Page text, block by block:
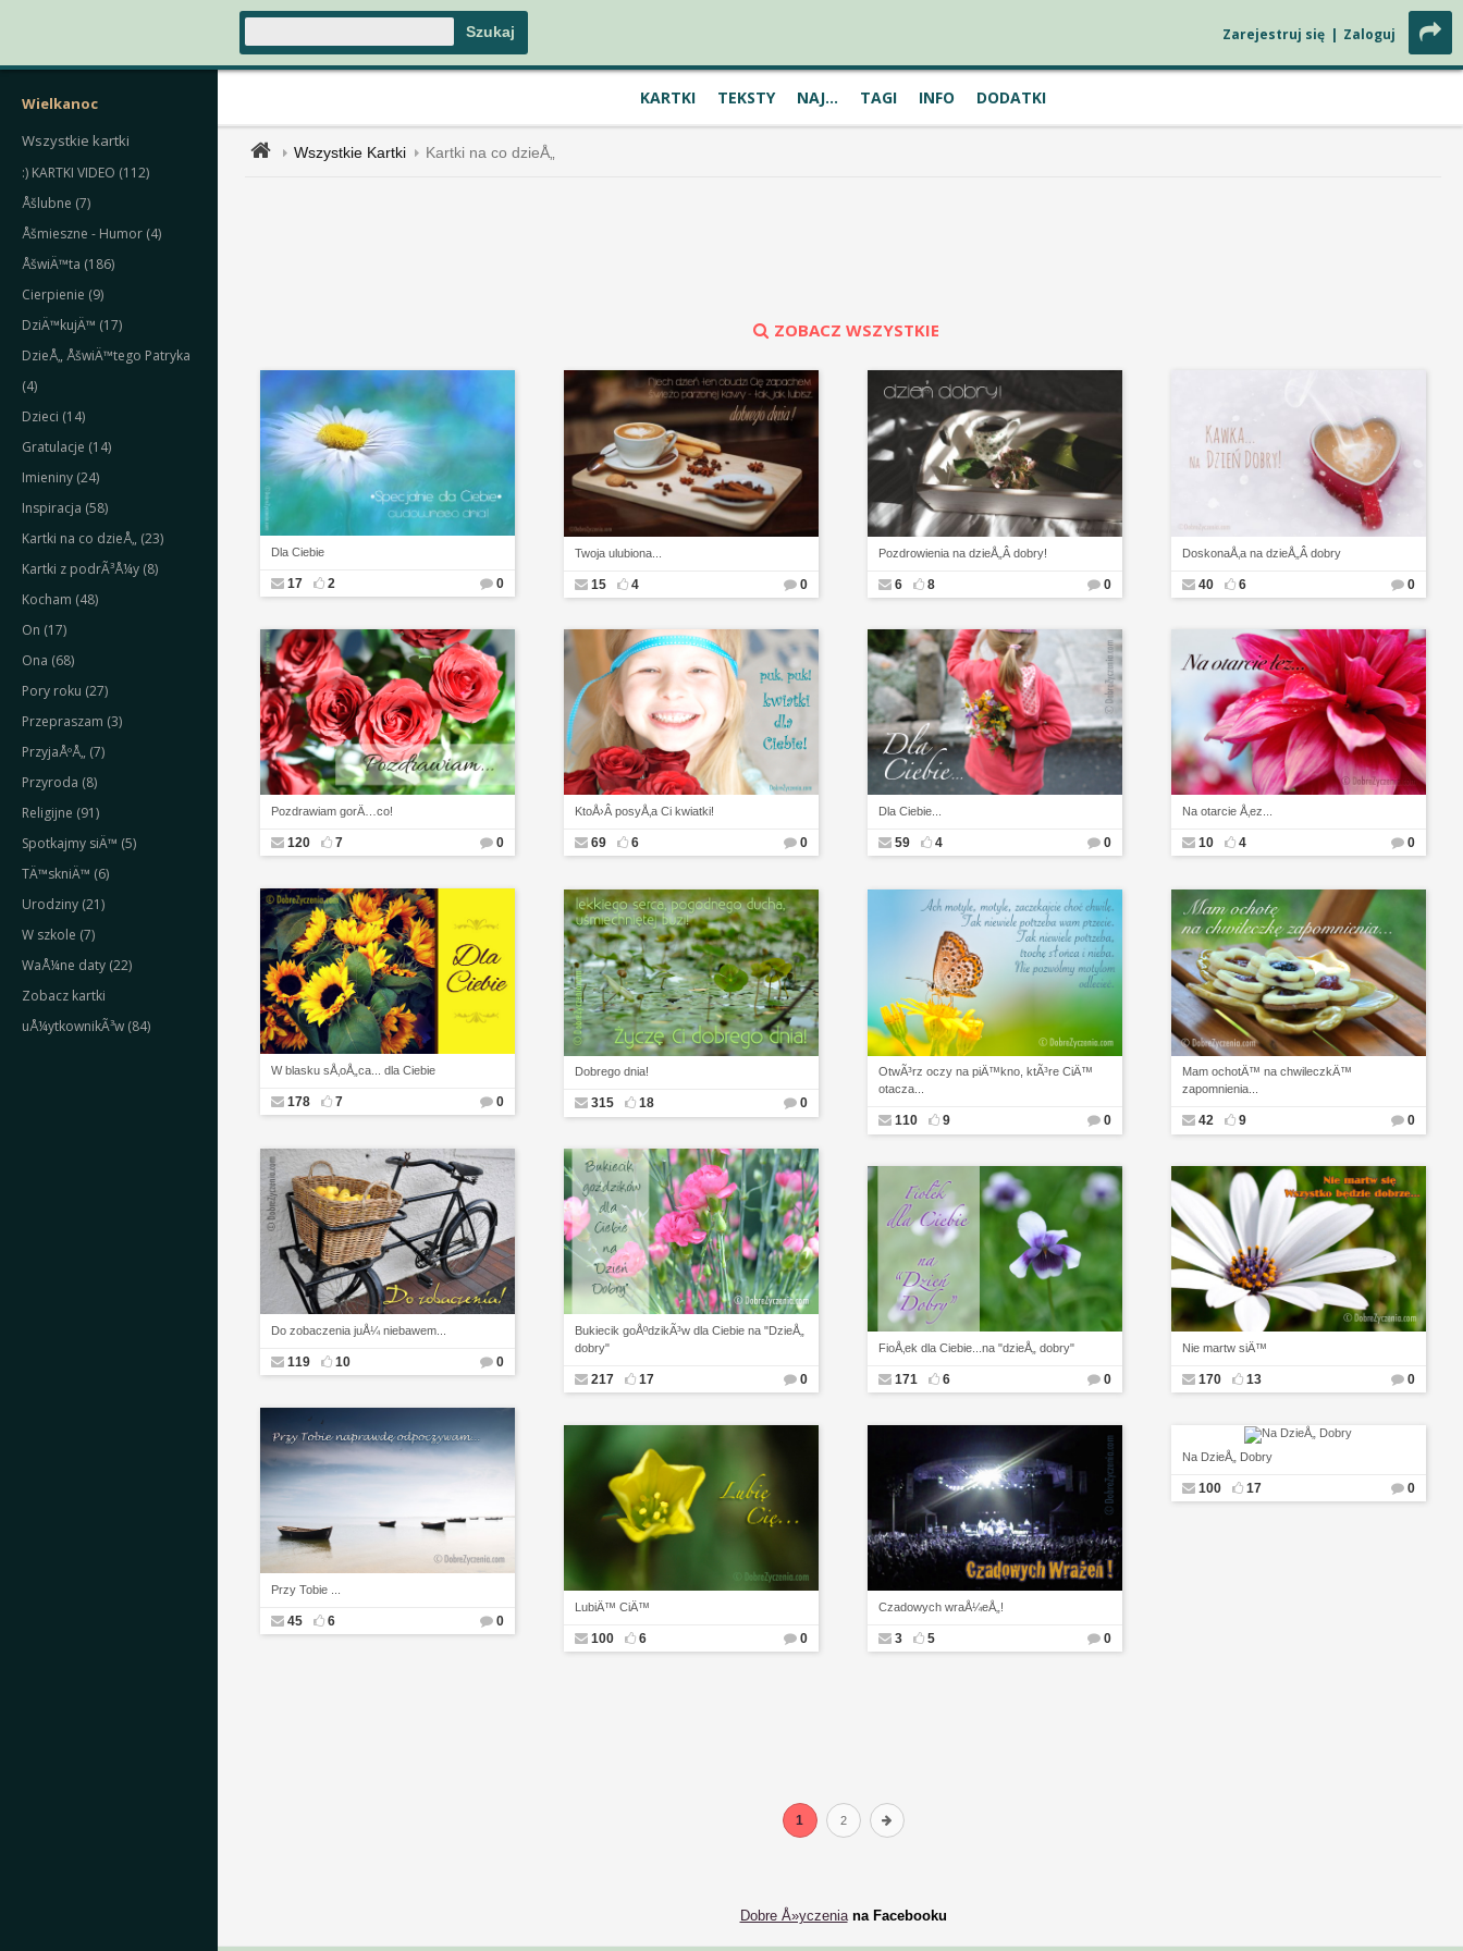
Zarejestruj się | Zaloguj
KARTKI TEKSTY NAJ... TAGI INFO DODATKI
Wielkanoc
Wszystkie kartki
:) KARTKI VIDEO (112)
Åšlubne (7)
Åšmieszne - Humor (4)
ÅšwiÄ™ta (186)
Cierpienie (9)
DziÄ™kujÄ™ (17)
DzieÅ„ ÅšwiÄ™tego Patryka
(4)
Dzieci (14)
Gratulacje (14)
Imieniny (24)
Inspiracja (58)
Kartki na co dzieÅ„ (23)
Kartki z podrÃ³Å¼y (8)
Kocham (48)
On (17)
Ona (68)
Pory roku (27)
Przepraszam (3)
PrzyjaÅºÅ„ (7)
Przyroda (8)
Religijne (91)
Spotkajmy siÄ™ (5)
TÄ™skniÄ™ (6)
Urodziny (21)
W szkole (7)
WaÅ¼ne daty (22)
Zobacz kartki
uÅ¼ytkownikÃ³w (84)
Wszystkie Kartki Kartki na co dzieÅ„
ZOBACZ WSZYSTKIE
Dla Ciebie
17 2 0
Twoja ulubiona...
15 4 0
Pozdrowienia na dzieÅ„Â dobry!
6 8 0
DoskonaÅ‚a na dzieÅ„Â dobry
40 6 0
Pozdrawiam gorÄ…co!
120 7 0
KtoÅ›Â posyÅ‚a Ci kwiatki!
69 6 0
Dla Ciebie...
59 4 0
Na otarcie Å‚ez...
10 4 0
W blasku sÅ‚oÅ„ca... dla Ciebie
178 7 0
Dobrego dnia!
315 18 0
OtwÃ³rz oczy na piÄ™kno, ktÃ³re CiÄ™
otacza...
110 9 0
Mam ochotÄ™ na chwileczkÄ™
zapomnienia...
42 9 0
Do zobaczenia juÅ¼ niebawem...
119 10 0
Bukiecik goÅºdzikÃ³w dla Ciebie na "DzieÅ„
dobry"
217 17 0
FioÅ‚ek dla Ciebie...na "dzieÅ„ dobry"
171 6 0
Nie martw siÄ™
170 13 0
Przy Tobie ...
45 6 0
LubiÄ™ CiÄ™
100 6 0
Czadowych wraÅ¼eÅ„!
3 5 0
Na DzieÅ„ Dobry
100 17 0
1 2
Dobre Å»yczeniana Facebooku